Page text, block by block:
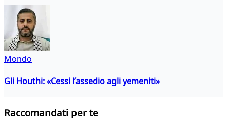
Mondo
Gli Houthi: «Cessi l’assedio agli yemeniti»
Raccomandati per te